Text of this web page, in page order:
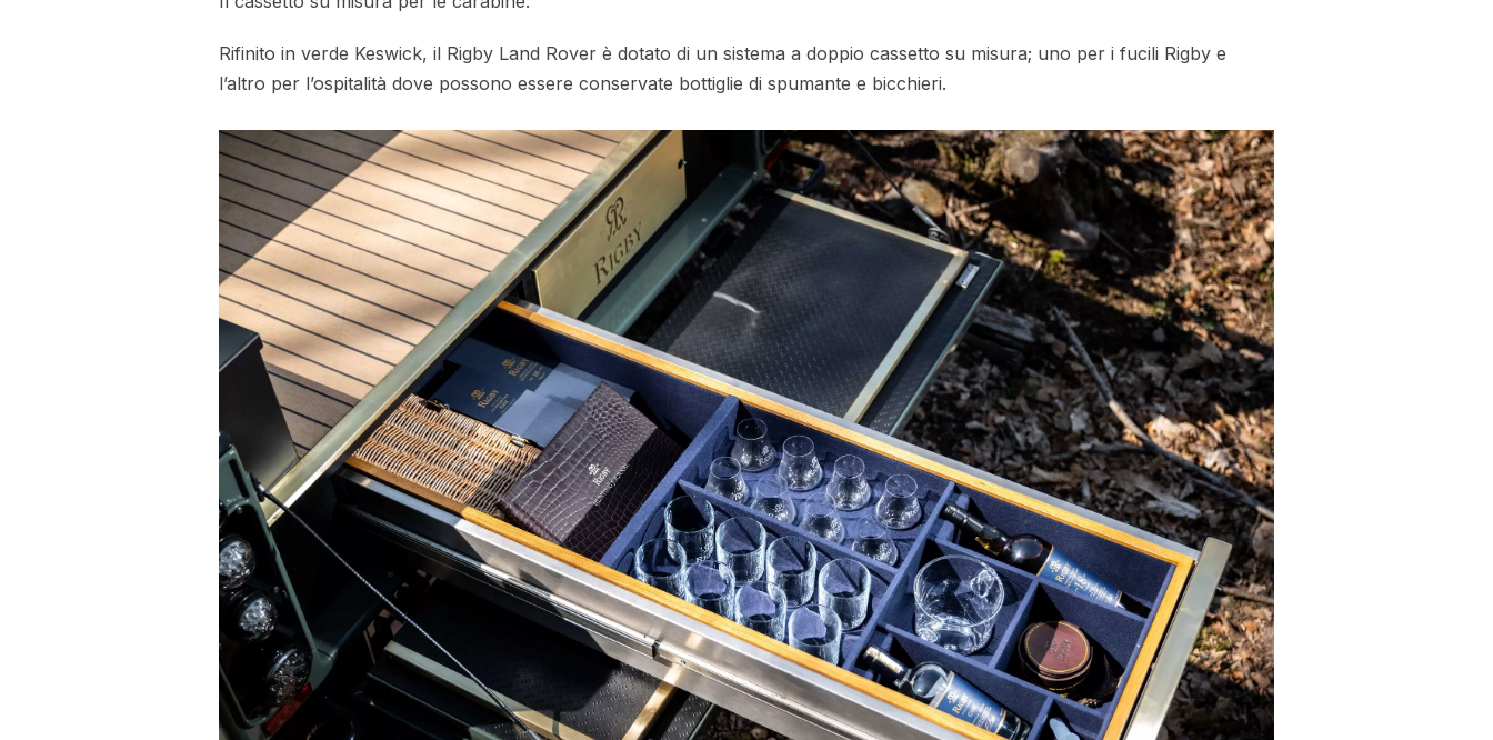
Rifinito in verde Keswick, il Rigby Land Rover è dotato di un sistema a doppio cassetto su misura; uno per i fucili Rigby e
l’altro per l’ospitalità dove possono essere conservate bottiglie di spumante e bicchieri.